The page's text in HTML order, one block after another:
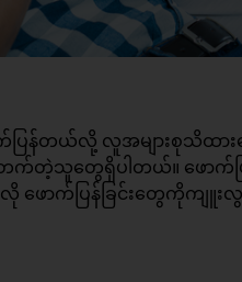
ပြန်တယ်လို့ လူအများစုသိထာ
တဲ့သူတွေရှိပါတယ်။ ဖောက်ပ
ဖောက်ပြန်ခြင်းတွေကိုကျူး